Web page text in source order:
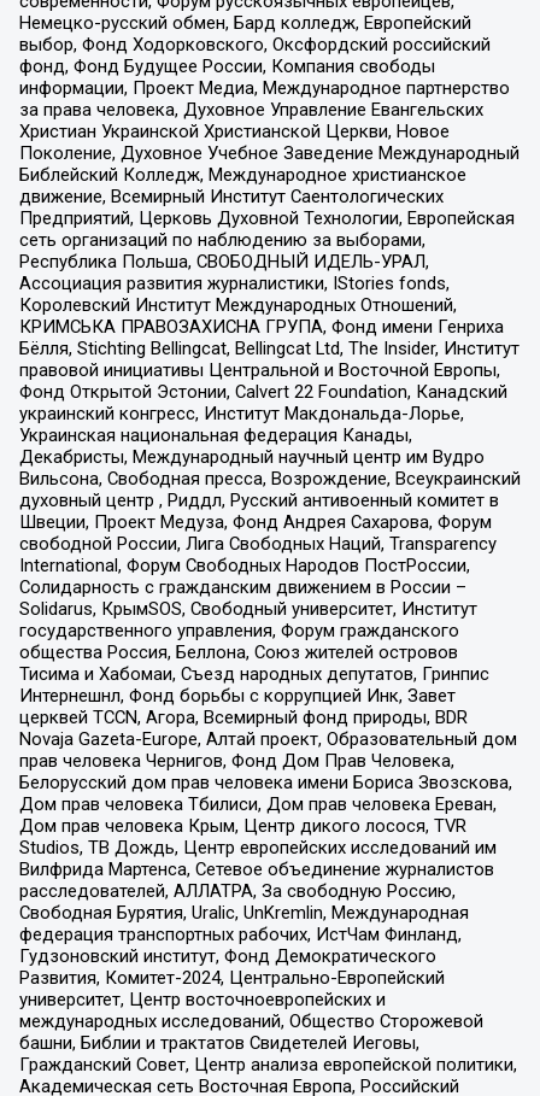
Немецко-русский обмен, Бард колледж, Европейский
выбор, Фонд Ходорковского, Оксфордский российский
фонд, Фонд Будущее России, Компания свободы
информации, Проект Медиа, Международное партнерство
за права человека, Духовное Управление Евангельских
Христиан Украинской Христианской Церкви, Новое
Поколение, Духовное Учебное Заведение Международный
Библейский Колледж, Международное христианское
движение, Всемирный Институт Саентологических
Предприятий, Церковь Духовной Технологии, Европейская
сеть организаций по наблюдению за выборами,
Республика Польша, СВОБОДНЫЙ ИДЕЛЬ-УРАЛ,
Ассоциация развития журналистики, IStories fonds,
Королевский Институт Международных Отношений,
КРИМСЬКА ПРАВОЗАХИСНА ГРУПА, Фонд имени Генриха
Бёлля, Stichting Bellingcat, Bellingcat Ltd, The Insider, Институт
правовой инициативы Центральной и Восточной Европы,
Фонд Открытой Эстонии, Calvert 22 Foundation, Канадский
украинский конгресс, Институт Макдональда-Лорье,
Украинская национальная федерация Канады,
Декабристы, Международный научный центр им Вудро
Вильсона, Свободная пресса, Возрождение, Всеукраинский
духовный центр , Риддл, Русский антивоенный комитет в
Швеции, Проект Медуза, Фонд Андрея Сахарова, Форум
свободной России, Лига Свободных Наций, Transparеncy
International, Форум Свободных Народов ПостРоссии,
Солидарность с гражданским движением в России –
Solidarus, КрымSOS, Свободный университет, Институт
государственного управления, Форум гражданского
общества Россия, Беллона, Союз жителей островов
Тисима и Хабомаи, Съезд народных депутатов, Гринпис
Интернешнл, Фонд борьбы с коррупцией Инк, Завет
церквей TCCN, Агора, Всемирный фонд природы, BDR
Novaja Gazeta-Europe, Алтай проект, Образовательный дом
прав человека Чернигов, Фонд Дом Прав Человека,
Белорусский дом прав человека имени Бориса Звозскова,
Дом прав человека Тбилиси, Дом прав человека Ереван,
Дом прав человека Крым, Центр дикого лосося, TVR
Studios, ТВ Дождь, Центр европейских исследований им
Вилфрида Мартенса, Сетевое объединение журналистов
расследователей, АЛЛАТРА, За свободную Россию,
Свободная Бурятия, Uralic, UnKremlin, Международная
федерация транспортных рабочих, ИстЧам Финланд,
Гудзоновский институт, Фонд Демократического
Развития, Комитет-2024, Центрально-Европейский
университет, Центр восточноевропейских и
международных исследований, Общество Сторожевой
башни, Библии и трактатов Свидетелей Иеговы,
Гражданский Совет, Центр анализа европейской политики,
Академическая сеть Восточная Европа, Российский